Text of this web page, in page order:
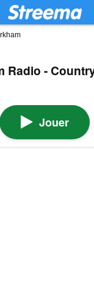
Radio -
Jouer